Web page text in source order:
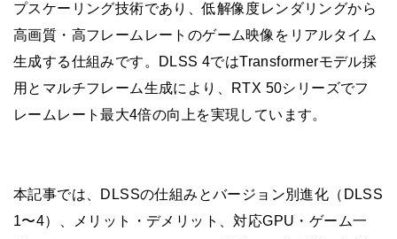
プスケーリング技術であり、低解像度レンダリングから
高画質・高フレームレートのゲーム映像をリアルタイム
生成する仕組みです。DLSS 4ではTransformerモデル採
用とマルチフレーム生成により、RTX 50シリーズでフ
レームレート最大4倍の向上を実現しています。
本記事では、DLSSの仕組みとバージョン別進化（DLSS
1〜4）、メリット・デメリット、対応GPU・ゲーム一